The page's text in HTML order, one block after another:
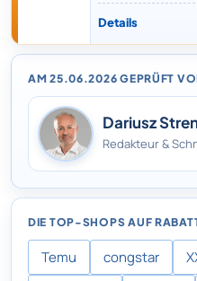
AM 25.06.2026 GEPRÜFT
Dariusz
Redakteur &
DIE TOP-SHOPS AUF
Temu congstar
Details